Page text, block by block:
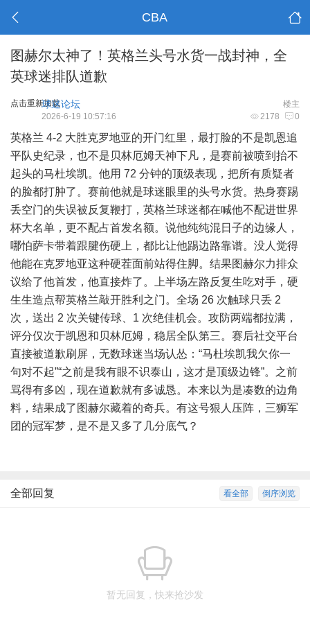
CBA
图赫尔太神了！英格兰头号水货一战封神，全
英球迷排队道歉
点击重新加载 楼主
球迷论坛
2178 0
2026-6-19 10:57:16
英格兰 4-2 大胜克罗地亚的开门红里，最打脸的不是凯恩追
平队史纪录，也不是贝林厄姆天神下凡，是赛前被喷到抬不
起头的马杜埃凯。他用 72 分钟的顶级表现，把所有质疑者
的脸都打肿了。赛前他就是球迷眼里的头号水货。热身赛踢
丢空门的失误被反复鞭打，英格兰球迷都在喊他不配进世界
杯大名单，更不配占首发名额。说他纯纯混日子的边缘人，
哪怕萨卡带着跟腱伤硬上，都比让他踢边路靠谱。没人觉得
他能在克罗地亚这种硬茬面前站得住脚。结果图赫尔力排众
议给了他首发，他直接炸了。上半场左路反复生吃对手，硬
生生造点帮英格兰敲开胜利之门。全场 26 次触球只丢 2
次，送出 2 次关键传球、1 次绝佳机会。攻防两端都拉满，
评分仅次于凯恩和贝林厄姆，稳居全队第三。赛后社交平台
直接被道歉刷屏，无数球迷当场认怂：“马杜埃凯我欠你一
句对不起”“之前是我有眼不识泰山，这才是顶级边锋”。之前
骂得有多凶，现在道歉就有多诚恳。本来以为是凑数的边角
料，结果成了图赫尔藏着的奇兵。有这号狠人压阵，三狮军
团的冠军梦，是不是又多了几分底气？
倒序浏览
看全部
全部回复
暂无回复，快来抢沙发